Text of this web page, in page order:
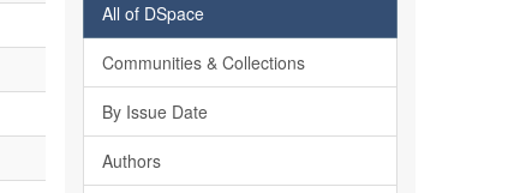
All of DSpace
Communities & Collections
By Issue Date
Authors